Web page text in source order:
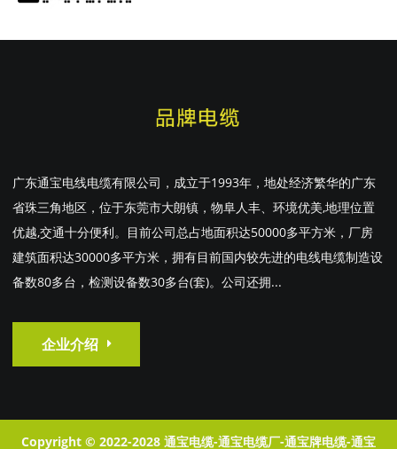
广东通宝电线电缆有限公司，成立于1993年，地处经济繁华的广东
省珠三角地区，位于东莞市大朗镇，物阜人丰、环境优美,地理位置
优越,交通十分便利。目前公司总占地面积达50000多平方米，厂房
建筑面积达30000多平方米，拥有目前国内较先进的电线电缆制造设
备数80多台，检测设备数30多台(套)。公司还拥...
企业介绍
Copyright © 2022-2028 通宝电缆-通宝电缆厂-通宝牌电缆-通宝